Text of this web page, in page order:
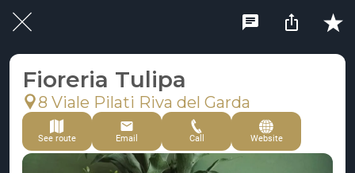
Fioreria Tulipa
8 Viale Pilati Riva del Garda
See route Email Call Website